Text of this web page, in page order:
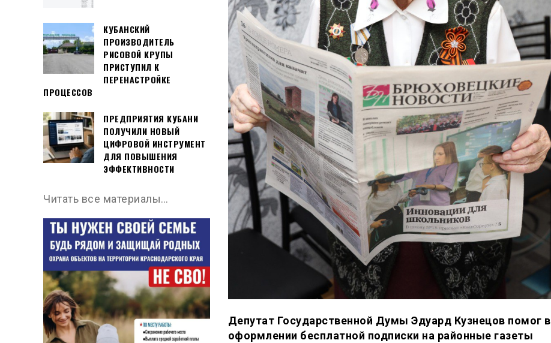
Депутат Государственной Думы Эдуард Кузнецов помог в
оформлении бесплатной подписки на районные газеты
КУБАНСКИЙ
ПРОИЗВОДИТЕЛЬ
РИСОВОЙ КРУПЫ
ПРИСТУПИЛ К
ПЕРЕНАСТРОЙКЕ
ПРОЦЕССОВ
ПРЕДПРИЯТИЯ КУБАНИ
ПОЛУЧИЛИ НОВЫЙ
ЦИФРОВОЙ ИНСТРУМЕНТ
ДЛЯ ПОВЫШЕНИЯ
ЭФФЕКТИВНОСТИ
Читать все материалы…